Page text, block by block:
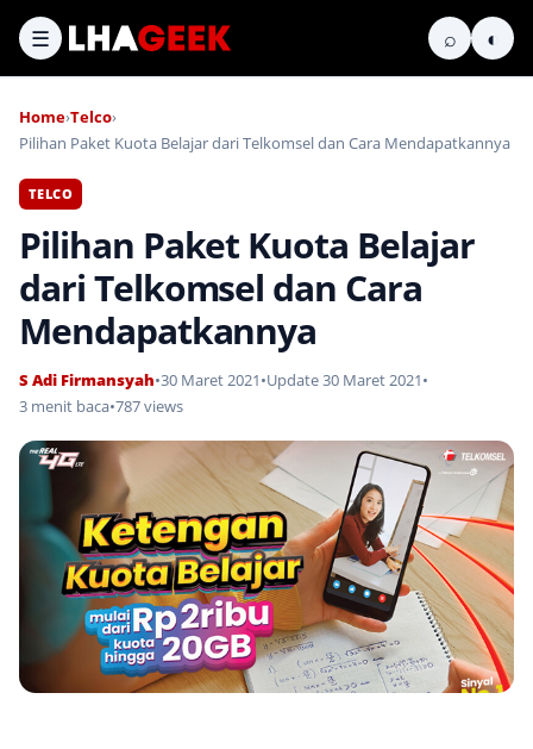
☰ ⌕ ◐
Home›Telco›
Pilihan Paket Kuota Belajar dari Telkomsel dan Cara Mendapatkannya
TELCO
Pilihan Paket Kuota Belajar
dari Telkomsel dan Cara
Mendapatkannya
S Adi Firmansyah•30 Maret 2021•Update 30 Maret 2021•
3 menit baca•787 views